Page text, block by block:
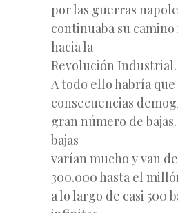
por las guerras
continuaba su
hacia la
Revolución Industrial.
A todo ello habría que
consecuencias
gran número de
bajas
varían mucho y van
300.000 hasta el
a lo largo de casi 500